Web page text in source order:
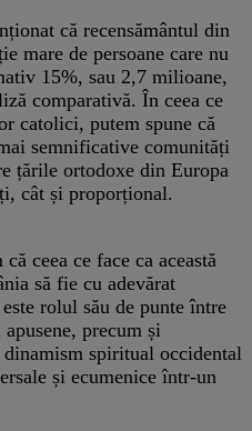
că recensământul din
mare de persoane care nu
15%, sau 2,7 milioane,
comparativă. În ceea ce
catolici, putem spune că
semnificative comunități
țările ortodoxe din Europa
cât și proporțional.
ceea ce face ca această
să fie cu adevărat
rolul său de punte între
precum și
dinamism spiritual occidental
și ecumenice într-un